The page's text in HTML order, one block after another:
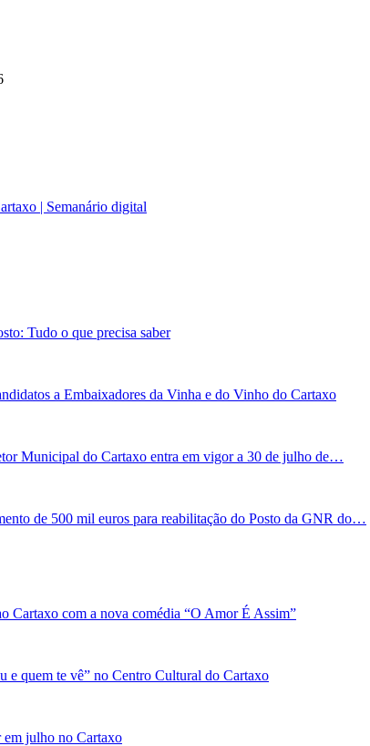
| Semanário digital
Tudo o que precisa saber
a Embaixadores da Vinha e do Vinho do Cartaxo
Municipal do Cartaxo entra em vigor a 30 de julho de…
de 500 mil euros para reabilitação do Posto da GNR do…
Cartaxo com a nova comédia “O Amor É Assim”
e quem te vê” no Centro Cultural do Cartaxo
em julho no Cartaxo